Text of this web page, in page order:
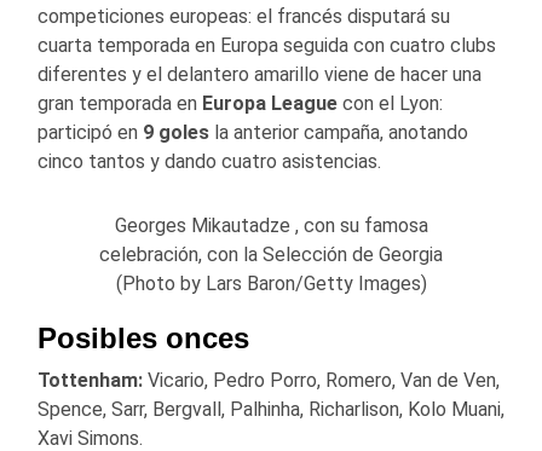
competiciones europeas: el francés disputará su
cuarta temporada en Europa seguida con cuatro clubs
diferentes y el delantero amarillo viene de hacer una
gran temporada en Europa League con el Lyon:
participó en 9 goles la anterior campaña, anotando
cinco tantos y dando cuatro asistencias.
Georges Mikautadze , con su famosa
celebración, con la Selección de Georgia
(Photo by Lars Baron/Getty Images)
Posibles onces
Tottenham: Vicario, Pedro Porro, Romero, Van de Ven,
Spence, Sarr, Bergvall, Palhinha, Richarlison, Kolo Muani,
Xavi Simons.